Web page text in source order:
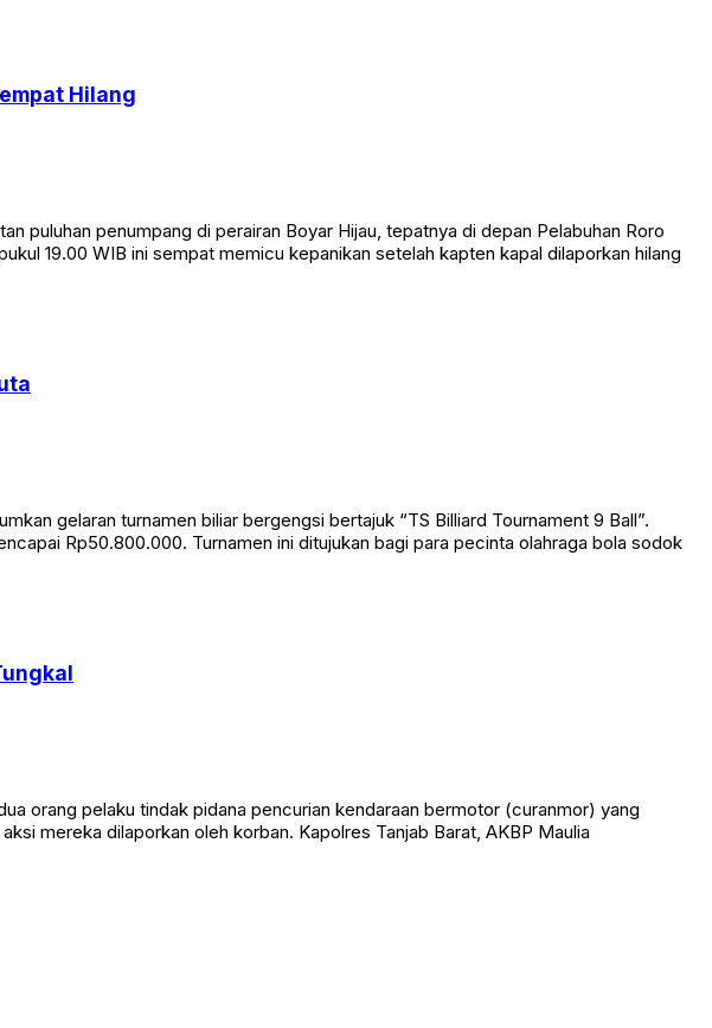
Hilang
puluhan penumpang di perairan Boyar Hijau, tepatnya di depan Pelabuhan Roro
19.00 WIB ini sempat memicu kepanikan setelah kapten kapal dilaporkan hilang
gelaran turnamen biliar bergengsi bertajuk “TS Billiard Tournament 9 Ball”.
Rp50.800.000. Turnamen ini ditujukan bagi para pecinta olahraga bola sodok
orang pelaku tindak pidana pencurian kendaraan bermotor (curanmor) yang
mereka dilaporkan oleh korban. Kapolres Tanjab Barat, AKBP Maulia